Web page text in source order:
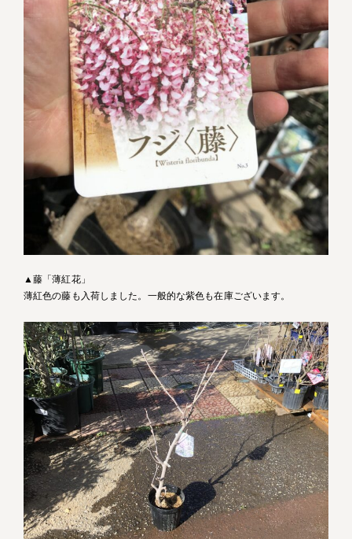
▲藤「薄紅花」
薄紅色の藤も入荷しました。一般的な紫色も在庫ございます。